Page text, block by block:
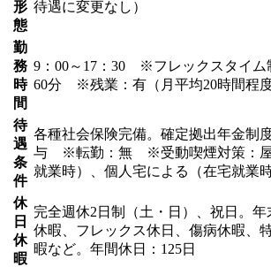
形
態
待遇に変更なし）
勤
務
時
間
9：00～17：30 ※フレックスタイ
60分 ※残業：有（月平均20時間程度
待
遇
条
件
各種社会保険完備。確定拠出年金制
与 ※転勤：無 ※受動喫煙対策：屋
就業時）、個人宅による（在宅就業時
休
日
休
暇
完全週休2日制（土・日）、祝日。
休暇、フレックス休日、傷病休暇、
暇など。年間休日：125日